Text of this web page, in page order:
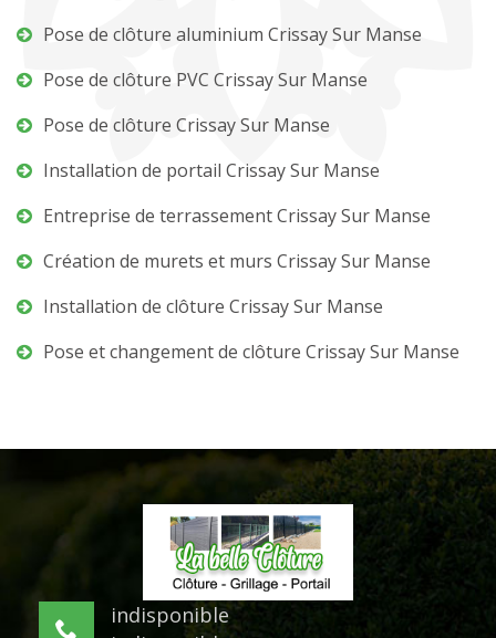
Pose de clôture aluminium Crissay Sur Manse
Pose de clôture PVC Crissay Sur Manse
Pose de clôture Crissay Sur Manse
Installation de portail Crissay Sur Manse
Entreprise de terrassement Crissay Sur Manse
Création de murets et murs Crissay Sur Manse
Installation de clôture Crissay Sur Manse
Pose et changement de clôture Crissay Sur Manse
indisponible